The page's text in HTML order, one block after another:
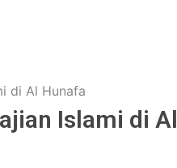
di Al Hunafa
Islami di Al